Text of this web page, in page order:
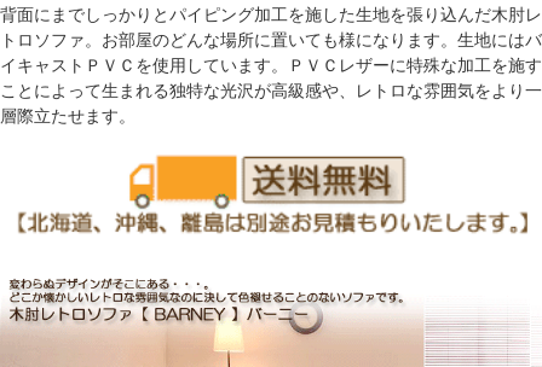
背面にまでしっかりとパイピング加工を施した生地を張り込んだ木肘レ
トロソファ。お部屋のどんな場所に置いても様になります。生地にはバ
イキャストＰＶＣを使用しています。ＰＶＣレザーに特殊な加工を施す
ことによって生まれる独特な光沢が高級感や、レトロな雰囲気をより一
層際立たせます。